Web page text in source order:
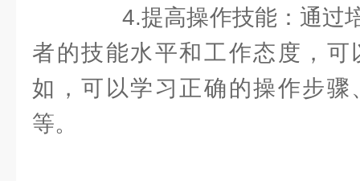
4.提高操作技能：通过
者的技能水平和工作态度，
如，可以学习正确的操作步骤
等。